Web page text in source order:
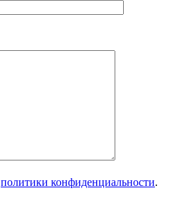
политики конфиденциальности.